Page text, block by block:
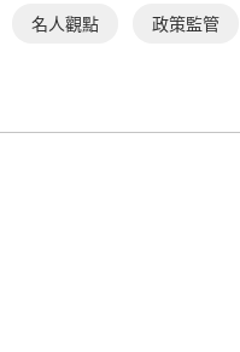
名人觀點 政策監管